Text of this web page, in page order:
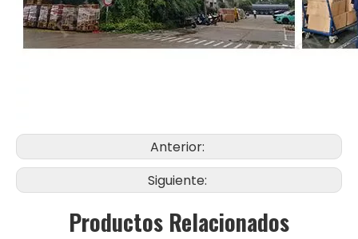
Anterior:
Siguiente:
Productos Relacionados